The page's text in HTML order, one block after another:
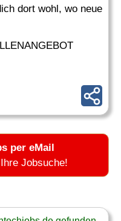
dort wohl, wo neue
per eMail
Jobsuche!